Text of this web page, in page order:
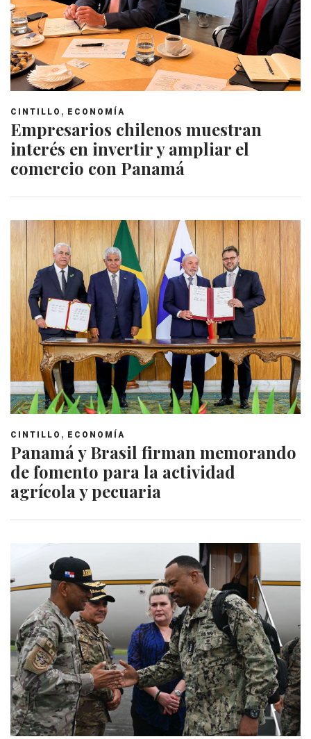
CINTILLO , ECONOMÍA
Empresarios chilenos muestran
interés en invertir y ampliar el
comercio con Panamá
CINTILLO , ECONOMÍA
Panamá y Brasil firman memorando
de fomento para la actividad
agrícola y pecuaria